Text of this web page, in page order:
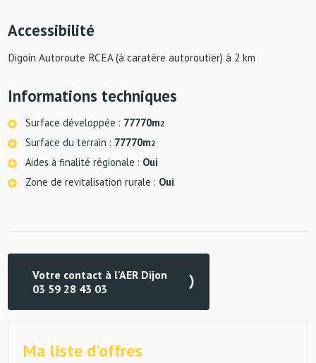
Accessibilité
Digoin Autoroute RCEA (à caratère autoroutier) à 2 km
Informations techniques
Surface développée : 77770m2
Surface du terrain : 77770m2
Aides à finalité régionale : Oui
Zone de revitalisation rurale : Oui
Votre contact à l'AER Dijon
03 59 28 43 03
Ma liste d'offres